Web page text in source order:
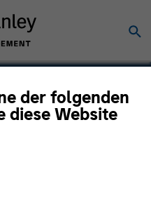
der folgenden
diese Website